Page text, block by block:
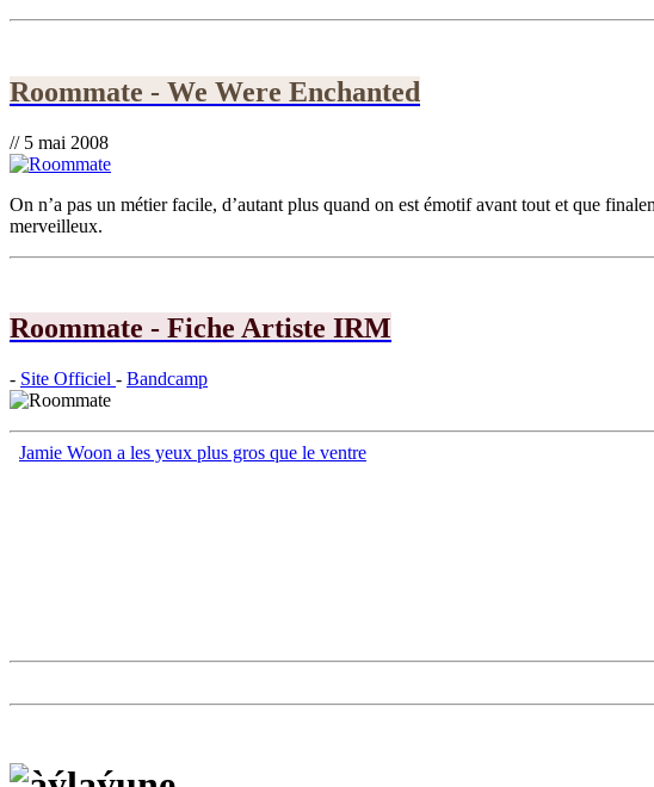
Roommate - We Were Enchanted
// 5 mai 2008
On n’a pas un métier facile, d’autant plus quand on est émotif avant tout et que
merveilleux.
Roommate - Fiche Artiste IRM
- Site Officiel - Bandcamp
Jamie Woon a les yeux plus gros que le ventre